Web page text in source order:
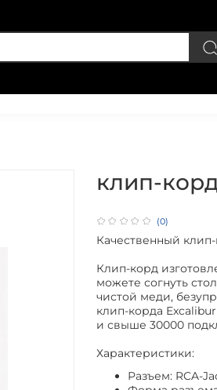
(0)
клип-
Качественный
Клип-корд
можете согнуть
чистой меди,
клип-корда
и свыше 30000
Характеристики:
Разъем: RCA-